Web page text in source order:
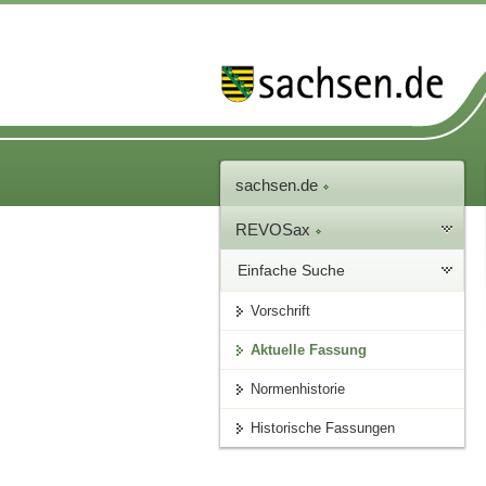
sachsen.de
REVOSax
Einfache Suche
Vorschrift
Aktuelle Fassung
Normenhistorie
Historische Fassungen